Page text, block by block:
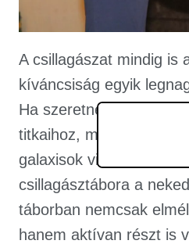
A csillagászat mindig is
kíváncsiság egyik
Ha szeretnél közelebb
titkaihoz, megismerni a
galaxisok világát, akkor
csillagásztábora a
táborban nemcsak
hanem aktívan részt is